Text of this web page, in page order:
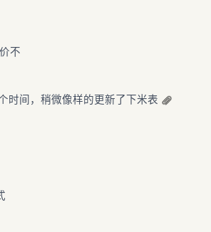
不
时间，稍微像样的更新了下米表